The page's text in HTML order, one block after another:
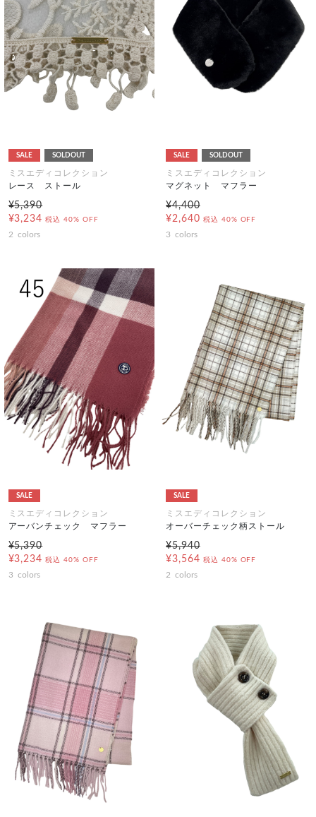
SALE SOLDOUT
ミスエディコレクション
レース ストール
¥5,390
¥3,234 税込 40% OFF
2 colors
SALE SOLDOUT
ミスエディコレクション
マグネット マフラー
¥4,400
¥2,640 税込 40% OFF
3 colors
SALE
ミスエディコレクション
アーバンチェック マフラー
¥5,390
¥3,234 税込 40% OFF
3 colors
SALE
ミスエディコレクション
オーバーチェック柄ストール
¥5,940
¥3,564 税込 40% OFF
2 colors